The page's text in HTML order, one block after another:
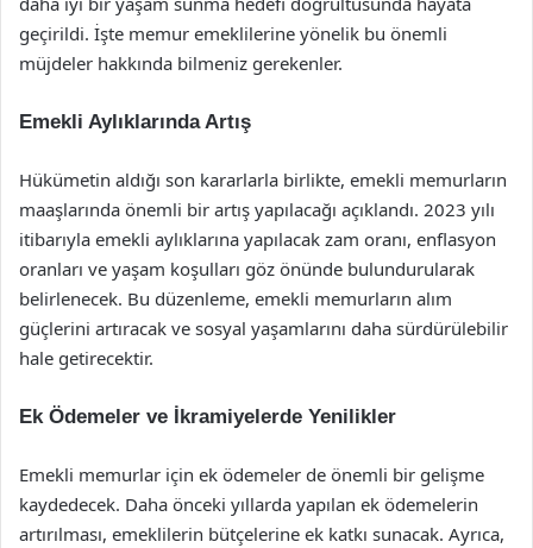
geçirildi. İşte memur emeklilerine yönelik bu önemli
müjdeler hakkında bilmeniz gerekenler.
Emekli Aylıklarında Artış
Hükümetin aldığı son kararlarla birlikte, emekli memurların
maaşlarında önemli bir artış yapılacağı açıklandı. 2023 yılı
itibarıyla emekli aylıklarına yapılacak zam oranı, enflasyon
oranları ve yaşam koşulları göz önünde bulundurularak
belirlenecek. Bu düzenleme, emekli memurların alım
güçlerini artıracak ve sosyal yaşamlarını daha sürdürülebilir
hale getirecektir.
Ek Ödemeler ve İkramiyelerde Yenilikler
Emekli memurlar için ek ödemeler de önemli bir gelişme
kaydedecek. Daha önceki yıllarda yapılan ek ödemelerin
artırılması, emeklilerin bütçelerine ek katkı sunacak. Ayrıca,